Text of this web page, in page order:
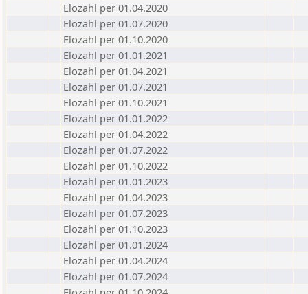
Elozahl per 01.04.2020
Elozahl per 01.07.2020
Elozahl per 01.10.2020
Elozahl per 01.01.2021
Elozahl per 01.04.2021
Elozahl per 01.07.2021
Elozahl per 01.10.2021
Elozahl per 01.01.2022
Elozahl per 01.04.2022
Elozahl per 01.07.2022
Elozahl per 01.10.2022
Elozahl per 01.01.2023
Elozahl per 01.04.2023
Elozahl per 01.07.2023
Elozahl per 01.10.2023
Elozahl per 01.01.2024
Elozahl per 01.04.2024
Elozahl per 01.07.2024